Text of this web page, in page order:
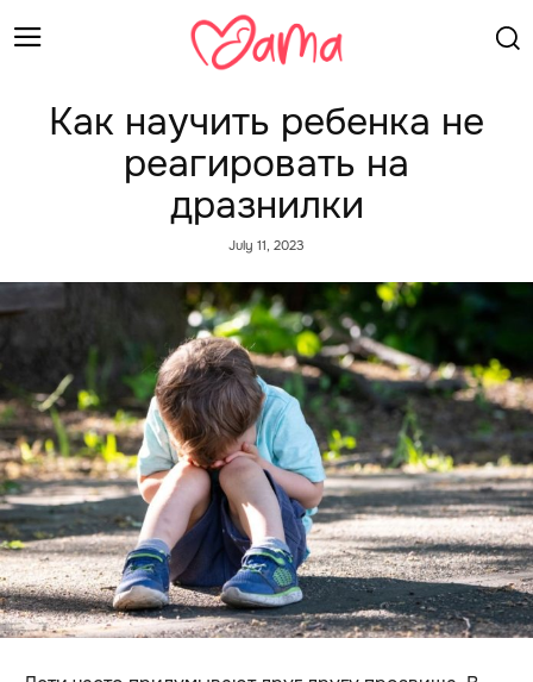
Как научить ребенка не
реагировать на
дразнилки
July 11, 2023